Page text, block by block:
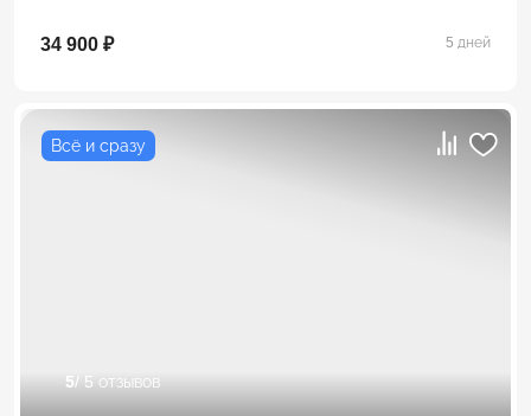
34 900 ₽ 5 дней
Всё и сразу
5/ 5 отзывов